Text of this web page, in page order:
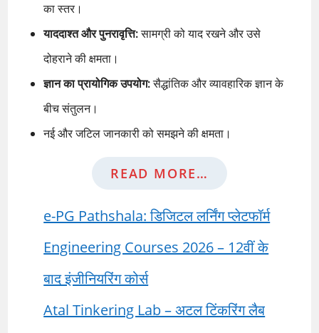
का स्तर।
याददाश्त और पुनरावृत्ति:सामग्री को याद रखने और उसे
दोहराने की क्षमता।
ज्ञान का प्रायोगिक उपयोग:सैद्धांतिक और व्यावहारिक ज्ञान के
बीच संतुलन।
नई और जटिल जानकारी को समझने की क्षमता।
READ MORE…
e-PG Pathshala: डिजिटल लर्निंग प्लेटफॉर्म
Engineering Courses 2026 – 12वीं के
बाद इंजीनियरिंग कोर्स
Atal Tinkering Lab – अटल टिंकरिंग लैब